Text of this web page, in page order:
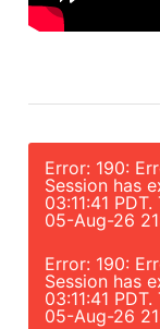
Error: 190:
Session has
03:11:41
05-Aug-26
Error: 190:
Session has
03:11:41
05-Aug-26